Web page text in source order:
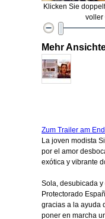
Klicken Sie
voller
Mehr
Zum Trailer am
La joven modista
por el amor
exótica y vibrante
Sola, desubicada
Protectorado
gracias a la ayuda
poner en marcha